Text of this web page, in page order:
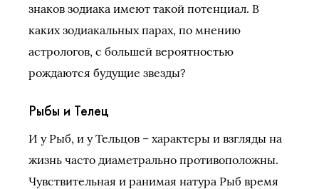
знаков зодиака имеют такой потенциал. В
каких зодиакальных парах, по мнению
астрологов, с большей вероятностью
рождаются будущие звезды?
Рыбы и Телец
И у Рыб, и у Тельцов – характеры и взгляды на
жизнь часто диаметрально противоположны.
Чувствительная и ранимая натура Рыб время